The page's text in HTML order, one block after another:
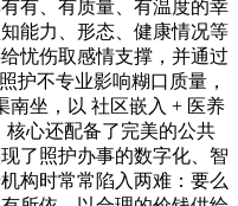
有、有质量、有温度的幸
能力、形态、健康情况等
忧伤取感情支撑，并通过
护不专业影响糊口质量，
南坐，以 社区嵌入 + 医养
心还配备了完美的公共
了照护办事的数字化、智
构时常常陷入两难：要么